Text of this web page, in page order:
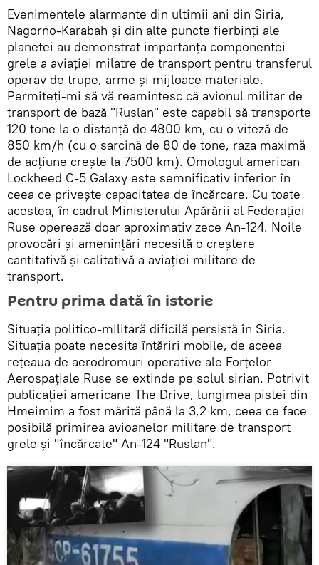
Evenimentele alarmante din ultimii ani din Siria,
Nagorno-Karabah și din alte puncte fierbinți ale
planetei au demonstrat importanța componentei
grele a aviației milatre de transport pentru transferul
operav de trupe, arme și mijloace materiale.
Permiteți-mi să vă reamintesc că avionul militar de
transport de bază "Ruslan" este capabil să transporte
120 tone la o distanță de 4800 km, cu o viteză de
850 km/h (cu o sarcină de 80 de tone, raza maximă
de acțiune crește la 7500 km). Omologul american
Lockheed C-5 Galaxy este semnificativ inferior în
ceea ce privește capacitatea de încărcare. Cu toate
acestea, în cadrul Ministerului Apărării al Federației
Ruse operează doar aproximativ zece An-124. Noile
provocări și amenințări necesită o creștere
cantitativă și calitativă a aviației militare de
transport.
Pentru prima dată în istorie
Situația politico-militară dificilă persistă în Siria.
Situația poate necesita întăriri mobile, de aceea
rețeaua de aerodromuri operative ale Forțelor
Aerospațiale Ruse se extinde pe solul sirian. Potrivit
publicației americane The Drive, lungimea pistei din
Hmeimim a fost mărită până la 3,2 km, ceea ce face
posibilă primirea avioanelor militare de transport
grele și "încărcate" An-124 "Ruslan".